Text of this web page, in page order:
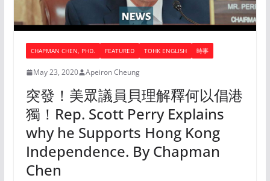
CHAPMAN CHEN, PHD. FEATURED TOHK ENGLISH 時事
May 23, 2020 Apeiron Cheung
突發！美眾議員貝理解釋何以倡港
獨！Rep. Scott Perry Explains
why he Supports Hong Kong
Independence. By Chapman
Chen